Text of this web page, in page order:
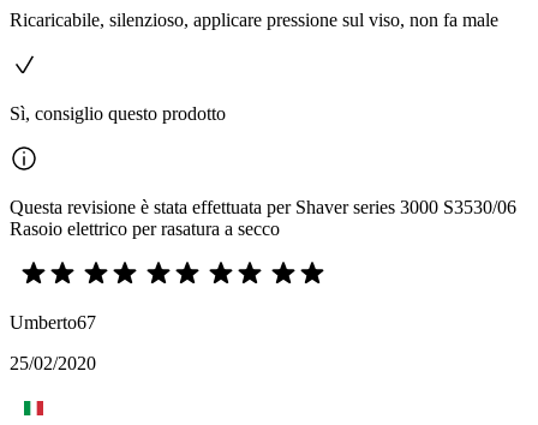
Ricaricabile, silenzioso, applicare pressione sul viso, non fa male
Sì, consiglio questo prodotto
Questa revisione è stata effettuata per Shaver series 3000 S3530/06
Rasoio elettrico per rasatura a secco
Umberto67
25/02/2020